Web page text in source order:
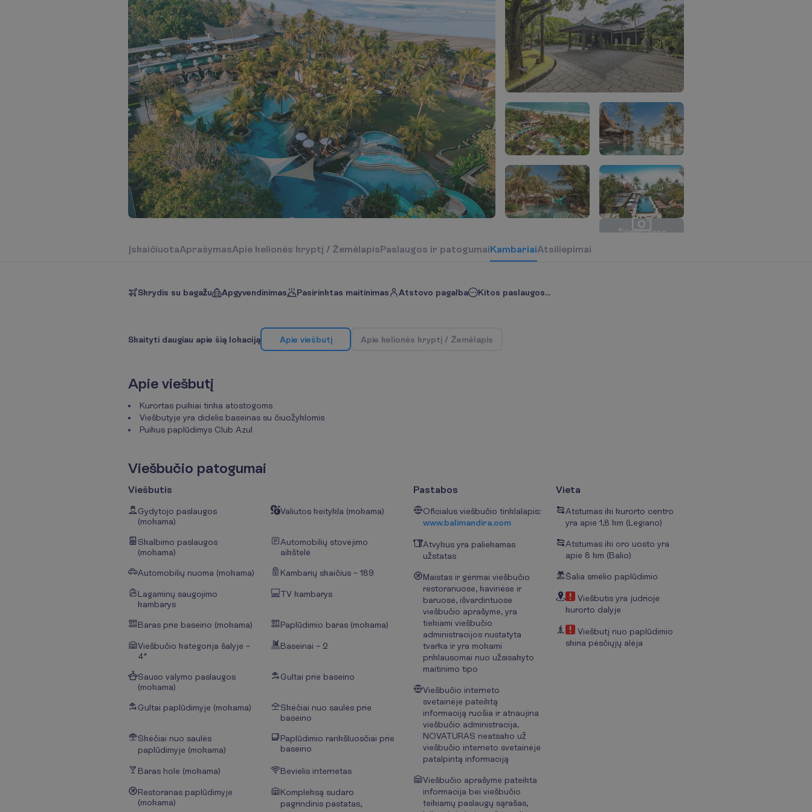
Žiūrėti visas
ĮskaičiuotaAprašymasApie kelionės kryptį / ŽemėlapisPaslaugos ir patogumaiKambariaiAtsiliepimai
Skrydis su bagažu Apgyvendinimas Pasirinktas maitinimas Atstovo pagalba Kitos paslaugos...
Skaityti daugiau apie šią lokaciją Apie viešbutį Apie kelionės kryptį / Žemėlapis
Apie viešbutį
Kurortas puikiai tinka atostogoms
Viešbutyje yra didelis baseinas su čiuožyklomis
Puikus paplūdimys Club Azul
Viešbučio patogumai
Viešbutis
Gydytojo paslaugos
(mokama)
Valiutos keitykla (mokama)
Skalbimo paslaugos
(mokama)
Automobilių stovėjimo
aikštelė
Automobilių nuoma (mokama) Kambarių skaičius – 189
Lagaminų saugojimo
kambarys
TV kambarys
Baras prie baseino (mokama) Paplūdimio baras (mokama)
Viešbučio kategorija šalyje –
4*
Baseinai – 2
Sauso valymo paslaugos
(mokama)
Gultai prie baseino
Gultai paplūdimyje (mokama)
Skėčiai nuo saulės prie
baseino
Skėčiai nuo saulės
paplūdimyje (mokama)
Paplūdimio rankšluosčiai prie
baseino
Baras hole (mokama) Bevielis internetas
Restoranas paplūdimyje
(mokama)
Kompleksą sudaro
pagrindinis pastatas,
Pastabos
Oficialus viešbučio tinklalapis:
www.balimandira.com
Atvykus yra paliekamas
užstatas
Maistas ir gėrimai viešbučio
restoranuose, kavinėse ir
baruose, išvardintuose
viešbučio aprašyme, yra
tiekiami viešbučio
administracijos nustatyta
tvarka ir yra mokami
priklausomai nuo užsisakyto
maitinimo tipo
Viešbučio interneto
svetainėje pateiktą
informaciją ruošia ir atnaujina
viešbučio administracija.
NOVATURAS neatsako už
viešbučio interneto svetainėje
patalpintą informaciją
Viešbučio aprašyme pateikta
informacija bei viešbučio
teikiamų paslaugų sąrašas,
Vieta
Atstumas iki kurorto centro
yra apie 1,8 km (Legiano)
Atstumas iki oro uosto yra
apie 8 km (Balio)
Šalia smėlio paplūdimio
Viešbutis yra judrioje
kurorto dalyje
Viešbutį nuo paplūdimio
skiria pėsčiųjų alėja